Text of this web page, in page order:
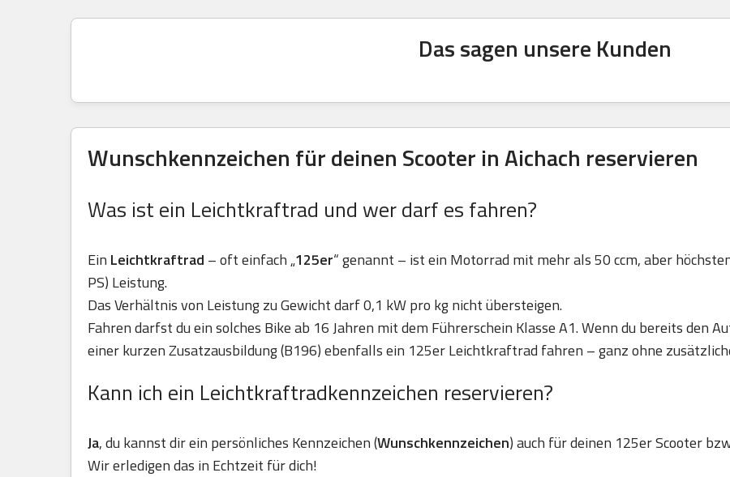
Das sagen unsere Kunden
Wunschkennzeichen für deinen Scooter in Aichach reservieren
Was ist ein Leichtkraftrad und wer darf es fahren?
Ein Leichtkraftrad – oft einfach „125er“ genannt – ist ein Motorrad mit mehr als 50 ccm, aber
PS) Leistung.
Das Verhältnis von Leistung zu Gewicht darf 0,1 kW pro kg nicht übersteigen.
Fahren darfst du ein solches Bike ab 16 Jahren mit dem Führerschein Klasse A1. Wenn du bereits den
einer kurzen Zusatzausbildung (B196) ebenfalls ein 125er Leichtkraftrad fahren – ganz ohne
Kann ich ein Leichtkraftradkennzeichen reservieren?
Ja, du kannst dir ein persönliches Kennzeichen (Wunschkennzeichen) auch für deinen 125er Scooter
Wir erledigen das in Echtzeit für dich!